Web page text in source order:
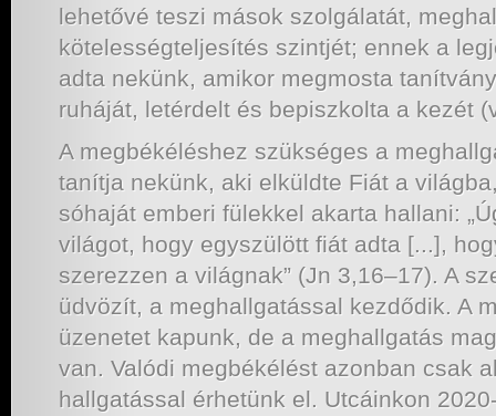
lehetővé teszi mások szolgálatát,
kötelességteljesítés szintjét; ennek a
adta nekünk, amikor megmosta
ruháját, letérdelt és bepiszkolta a kezét
A megbékéléshez szükséges a
tanítja nekünk, aki elküldte Fiát a
sóhaját emberi fülekkel akarta hallani:
világot, hogy egyszülött fiát adta [...],
szerezzen a világnak” (Jn 3,16–17). A
üdvözít, a meghallgatással kezdődik. A
üzenetet kapunk, de a meghallgatás
van. Valódi megbékélést azonban csak
hallgatással érhetünk el. Utcáinkon